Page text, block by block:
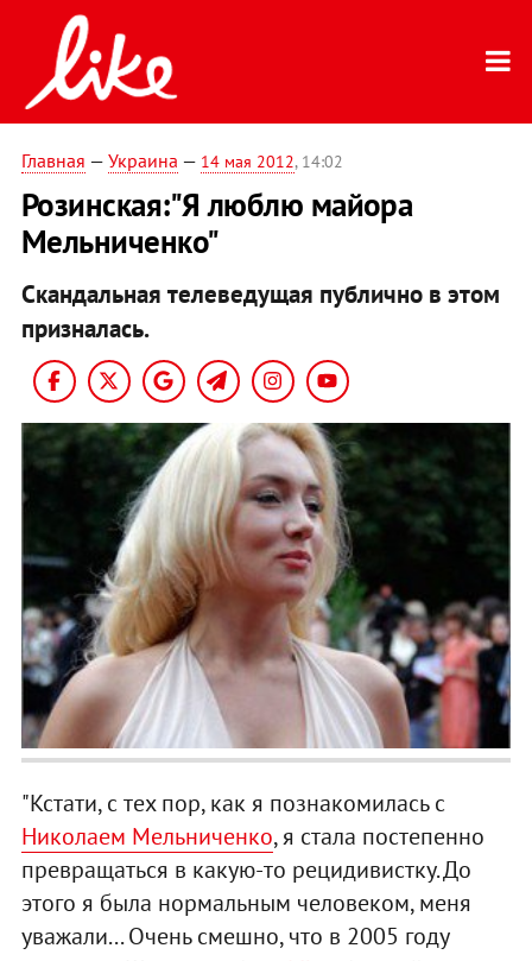
Главная — Украина — 14 мая 2012, 14:02
Розинская:"Я люблю майора
Мельниченко"
Скандальная телеведущая публично в этом
призналась.
"Кстати, с тех пор, как я познакомилась с
Николаем Мельниченко, я стала постепенно
превращаться в какую-то рецидивистку. До
этого я была нормальным человеком, меня
уважали... Очень смешно, что в 2005 году